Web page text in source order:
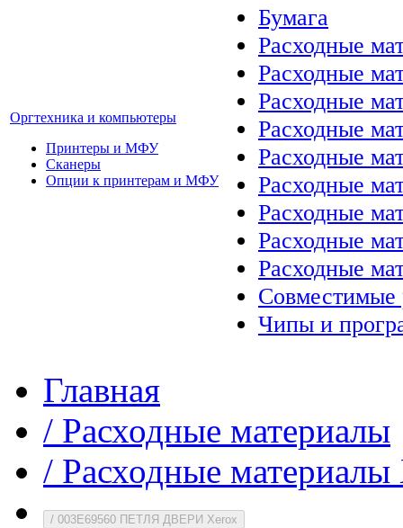
Оргтехника и компьютеры
Принтеры и МФУ
Сканеры
Опции к принтерам и МФУ
Бумага
Расходные
Расходные
Расходные
Расходные
Расходные
Расходные
Расходные
Расходные
Расходные
Совместимые
Чипы и
Главная
/ Расходные материалы
/ Расходные
/ 003E69560 ПЕТЛЯ ДВЕРИ Xerox